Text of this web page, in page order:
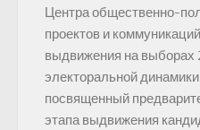
Центра общественно-
проектов и
выдвижения на выборах
электоральной
посвященный
этапа выдвижения